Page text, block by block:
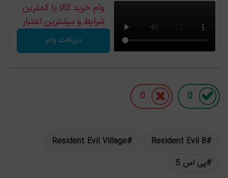
وام خرید کالا با کمترین
شرایط و بیشترین اعتبار
دریافت وام
0
0
Resident Evil 8
Resident Evil Village
پی اس 5